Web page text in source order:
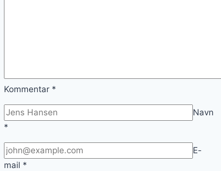
Kommentar *
Navn
*
E-
mail *